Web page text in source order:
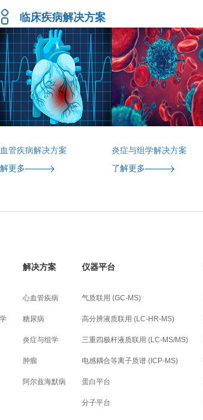
临床疾病解决方案
管疾病解决方案 炎症与组学解决方案
更多
了解更多
解决方案
心血管疾病
糖尿病
炎症与组学
肿瘤
阿尔兹海默病
仪器平台
气质联用 (GC-MS)
高分辨液质联用 (LC-HR-MS)
三重四极杆液质联用 (LC-MS/MS)
电感耦合等离子质谱 (ICP-MS)
蛋白平台
分子平台